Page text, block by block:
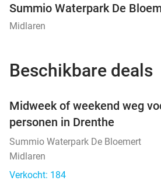
Summio Waterpark De
Midlaren
Beschikbare deals
Midweek of weekend weg
personen in Drenthe
Summio Waterpark De Bloemert
Midlaren
Verkocht: 184